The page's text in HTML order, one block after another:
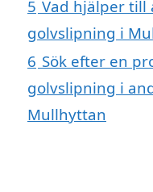
5 Vad hjälper till
golvslipning i
6 Sök efter en
golvslipning i
Mullhyttan